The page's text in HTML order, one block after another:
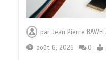
parJean Pierre
août 6, 2026
0